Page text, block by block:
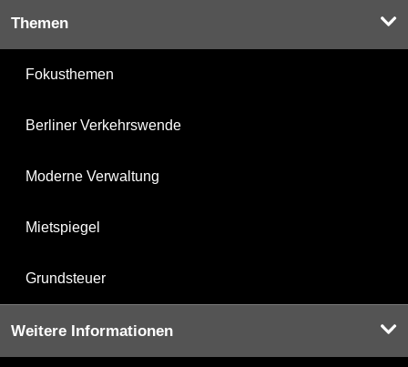
Themen
Fokusthemen
Berliner Verkehrswende
Moderne Verwaltung
Mietspiegel
Grundsteuer
Weitere Informationen